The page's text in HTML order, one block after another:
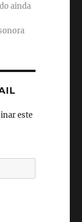
ainda
este